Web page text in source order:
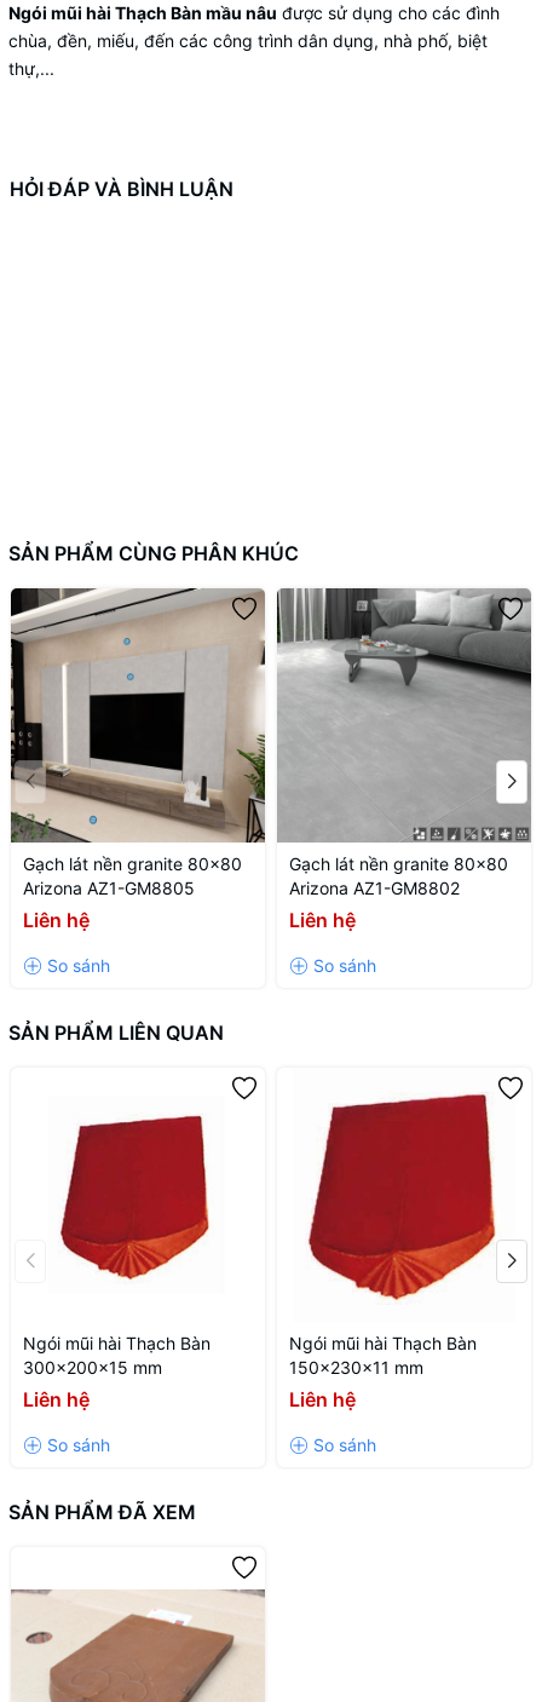
Ngói mũi hài Thạch Bàn mầu nâu được sử dụng cho các đình
chùa, đền, miếu, đến các công trình dân dụng, nhà phố, biệt
thự,...
HỎI ĐÁP VÀ BÌNH LUẬN
SẢN PHẨM CÙNG PHÂN KHÚC
Gạch lát nền granite 80x80
Arizona AZ1-GM8805
Liên hệ
Gạch lát nền granite 80x80
Arizona AZ1-GM8802
Liên hệ
SẢN PHẨM LIÊN QUAN
Ngói mũi hài Thạch Bàn
300x200x15 mm
Liên hệ
Ngói mũi hài Thạch Bàn
150x230x11 mm
Liên hệ
SẢN PHẨM ĐÃ XEM